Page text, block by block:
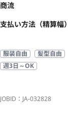
商流
支払い方法（精算幅）
服装自由 髪型自由
週3日～OK
JOBID：JA-032828